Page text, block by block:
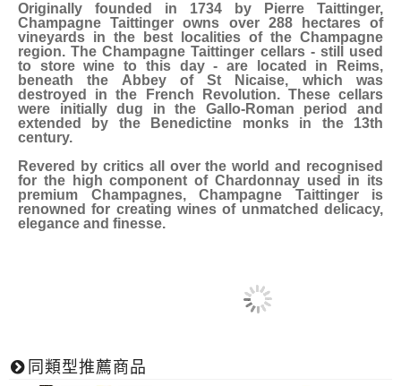
Originally founded in 1734 by Pierre Taittinger,
Champagne Taittinger owns over 288 hectares of
vineyards in the best localities of the Champagne
region. The Champagne Taittinger cellars - still used
to store wine to this day - are located in Reims,
beneath the Abbey of St Nicaise, which was
destroyed in the French Revolution. These cellars
were initially dug in the Gallo-Roman period and
extended by the Benedictine monks in the 13th
century.
Revered by critics all over the world and recognised
for the high component of Chardonnay used in its
premium Champagnes, Champagne Taittinger is
renowned for creating wines of unmatched delicacy,
elegance and finesse.
同類型推薦商品